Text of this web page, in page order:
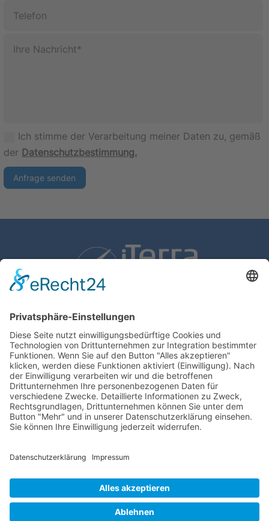
Ich stimme der Verarbeitung meiner Daten zu, gemäß
der Datenschutzbestimmung.
Anfrage senden
Windpark Nidda-Harbwald GmbH & Windpark Nidda-
Höllberg GmbH
Leihgesterner Weg 35-37
35392 Gießen
info@windpark-nidda.de